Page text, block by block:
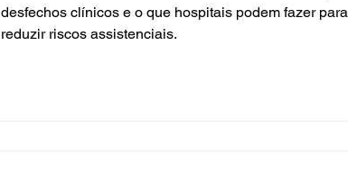
desfechos clínicos e o que hospitais podem fazer para
reduzir riscos assistenciais.